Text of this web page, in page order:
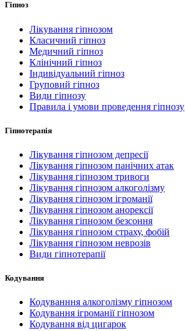
Гіпноз
Лікування гіпнозом
Класичний гіпноз
Медичний гіпноз
Клінічний гіпноз
Індивідуальний гіпноз
Груповий гіпноз
Види гіпнозу
Правила і умови проведення гіпнозу
Гіпнотерапія
Лікування гіпнозом депресії
Лікування гіпнозом панічних атак
Лікування гіпнозом тривоги
Лікування гіпнозом алкоголізму
Лікування гіпнозом ігроманії
Лікування гіпнозом анорексії
Лікування гіпнозом безсоння
Лікування гіпнозом страху, фобій
Лікування гіпнозом неврозів
Види гіпнотерапії
Кодування
Кодуванння алкоголізму гіпнозом
Кодування ігроманії гіпнозом
Кодування від цигарок